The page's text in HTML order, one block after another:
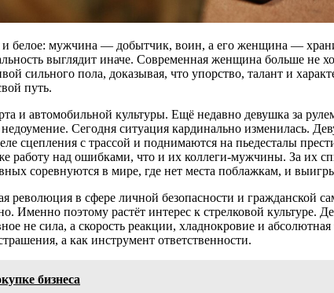
белое: мужчина — добытчик, воин, а его женщина —
выглядит иначе. Современная женщина больше не
сильного пола, доказывая, что упорство, талант и
путь.
и автомобильной культуры. Ещё недавно девушка за
Сегодня ситуация кардинально изменилась.
сцепления с трассой и поднимаются на пьедесталы
работу над ошибками, что и их коллеги-мужчины. За их
соревнуются в мире, где нет места поблажкам, и
революция в сфере личной безопасности и гражданской
Именно поэтому растёт интерес к стрелковой
не сила, а скорость реакции, хладнокровие и
а как инструмент ответственности.
бизнеса